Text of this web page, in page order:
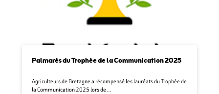
Palmarès du Trophée de la Communication 2025
Agriculteurs de Bretagne a récompensé les lauréats du Trophée de
la Communication 2025 lors de …